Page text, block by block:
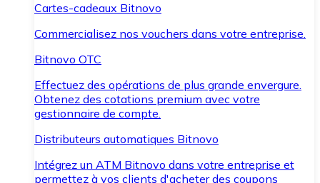
Cartes-cadeaux Bitnovo
Commercialisez nos vouchers dans votre entreprise.
Bitnovo OTC
Effectuez des opérations de plus grande envergure.
Obtenez des cotations premium avec votre
gestionnaire de compte.
Distributeurs automatiques Bitnovo
Intégrez un ATM Bitnovo dans votre entreprise et
permettez à vos clients d'acheter des coupons